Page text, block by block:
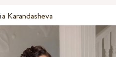
Karandasheva